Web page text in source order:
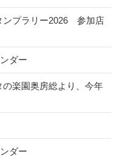
ンプラリー2026 参加店
ダー
の楽園奥房総より、今年
ダー